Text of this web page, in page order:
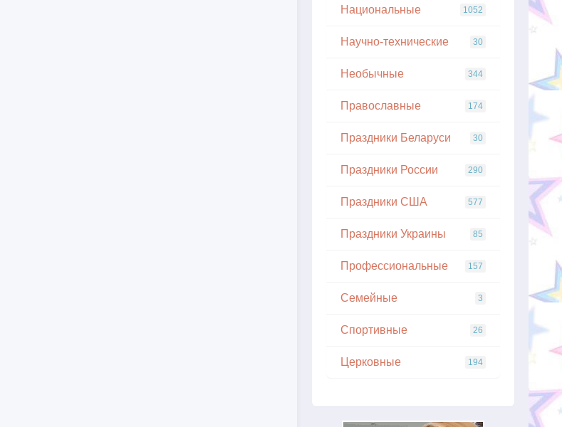
Национальные 1052
Научно-технические 30
Необычные 344
Православные 174
Праздники Беларуси 30
Праздники России 290
Праздники США 577
Праздники Украины 85
Профессиональные 157
Семейные 3
Спортивные 26
Церковные 194